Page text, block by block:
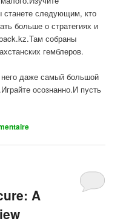
станете следующим, кто
больше о стратегиях и
собраны
гемблеров.
даже самый большой
осознанно.И пусть
A